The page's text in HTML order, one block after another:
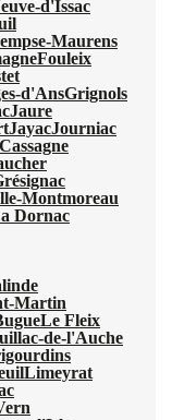
d'Issac
Maurens
Fouleix
d'AnsGrignols
Jaure
JayacJourniac
Montmoreau
Dornac
Martin
Le Fleix
de-l'Auche
Limeyrat